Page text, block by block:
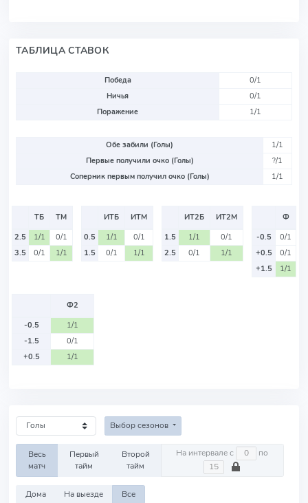
ТАБЛИЦА СТАВОК
Победа
0/1
Ничья
0/1
Поражение
1/1
Обе забили (Голы)
1/1
Первые получили очко (Голы)
?/1
Соперник первым получил очко (Голы)
1/1
ТБ
ТМ
2.5
1/1
0/1
3.5
0/1 1/1
ИТБ
ИТМ
0.5
1/1
0/1
1.5
0/1 1/1
ИТ2Б
ИТ2М
1.5
1/1
0/1
2.5
0/1 1/1
Ф
-0.5
0/1
+0.5
0/1
+1.5
1/1
Ф2
-0.5
1/1
-1.5
0/1
+0.5
1/1
Выбор сезонов
Весь
матч
Первый
тайм
Второй
тайм
На интервале с по
Дома На выезде Все